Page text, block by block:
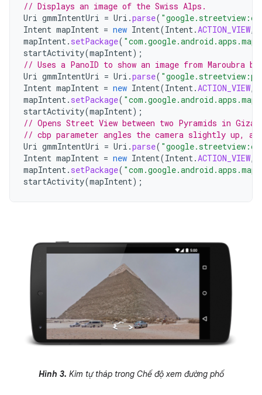
// Displays an image of the Swiss Alps.
Uri gmmIntentUri = Uri .parse(
Intent mapIntent = new Intent(Intent.ACTION_VIEW,
mapIntent. setPackage(
startActivity(mapIntent);
// Uses a PanoID to show an image from Maroubra
Uri gmmIntentUri = Uri .parse(
Intent mapIntent = new Intent(Intent.ACTION_VIEW,
mapIntent. setPackage(
startActivity(mapIntent);
// Opens Street View between two Pyramids in
// cbp parameter angles the camera slightly up,
Uri gmmIntentUri = Uri .parse(
Intent mapIntent = new Intent(Intent.ACTION_VIEW,
mapIntent. setPackage(
startActivity(mapIntent);
Hình 3. Kim tự tháp trong Chế độ xem đường phố